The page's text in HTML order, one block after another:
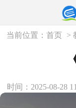
当前位置：首页 >
时间：2025-08-28